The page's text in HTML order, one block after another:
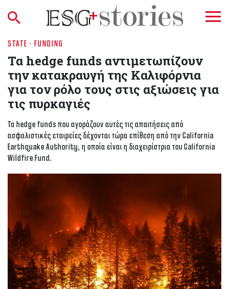
STATE - FUNDING
Τα hedge funds αντιμετωπίζουν
την κατακραυγή της Καλιφόρνια
για τον ρόλο τους στις αξιώσεις για
τις πυρκαγιές
Τα hedge funds που αγοράζουν αυτές τις απαιτήσεις από
ασφαλιστικές εταιρείες δέχονται τώρα επίθεση από την California
Earthquake Authority, η οποία είναι η διαχειρίστρια του California
Wildfire Fund.